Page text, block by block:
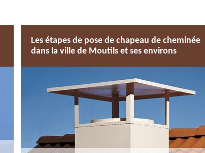
Les étapes de pose de chapeau de cheminée
dans la ville de Moutils et ses environs